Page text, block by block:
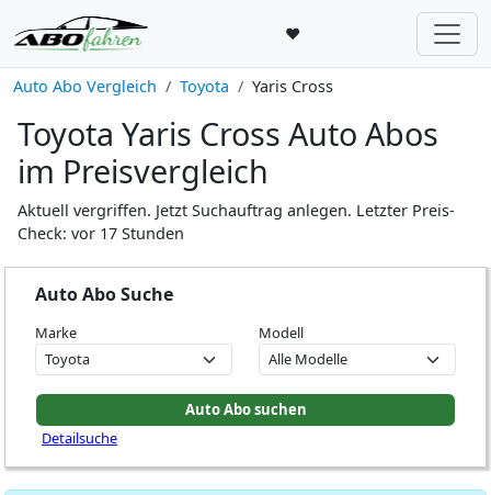
♥
Auto Abo Vergleich Toyota Yaris Cross
Toyota Yaris Cross Auto Abos
im Preisvergleich
Aktuell vergriffen. Jetzt Suchauftrag anlegen. Letzter Preis-
Check: vor 17 Stunden
Auto Abo Suche
Marke Modell
Detailsuche